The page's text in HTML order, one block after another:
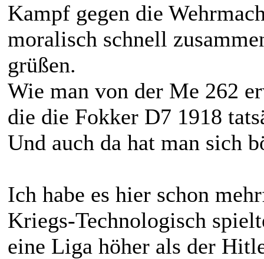
Kampf gegen die
moralisch schnell
grüßen.
Wie man von der Me 262
die die Fokker D7 1918
Und auch da hat man sich
Ich habe es hier schon
Kriegs-Technologisch
eine Liga höher als der